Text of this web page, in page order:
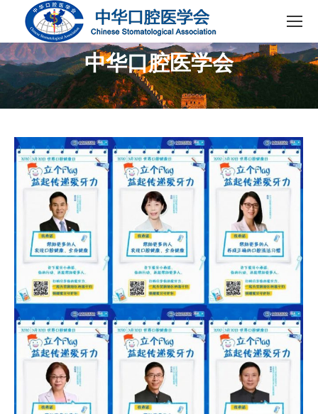
中华口腔医学会
您在这里：